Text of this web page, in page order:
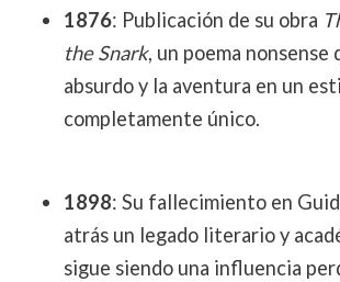
1876: Publicación de su obra
the Snark, un poema nonsense
absurdo y la aventura en un
completamente único.
1898: Su fallecimiento en
atrás un legado literario y
sigue siendo una influencia